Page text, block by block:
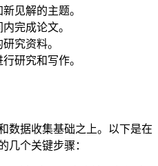
见解的主题。
完成论文。
究资料。
研究和写作。
数据收集基础之上。以下是在
几个关键步骤：